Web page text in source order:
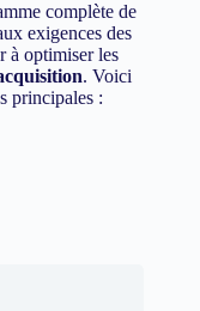
complète de
exigences des
à optimiser les
. Voici
principales :